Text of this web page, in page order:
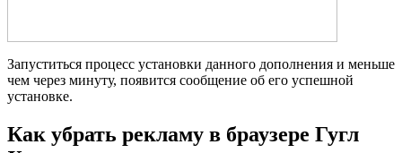
Запуститься процесс установки данного дополнения и меньше
чем через минуту, появится сообщение об его успешной
установке.
Как убрать рекламу в браузере Гугл